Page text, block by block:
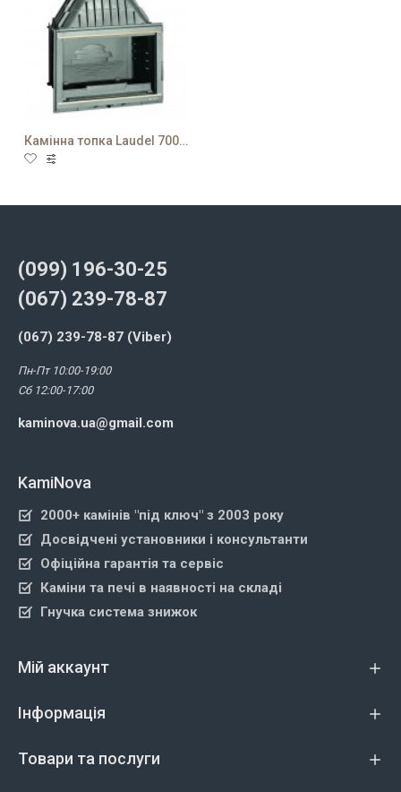
Камінна топка Laudel 700 Grande Vision
(099) 196-30-25
(067) 239-78-87
(067) 239-78-87 (Viber)
Пн-Пт 10:00-19:00
Сб 12:00-17:00
kaminova.ua@gmail.com
KamiNova
2000+ камінів "під ключ" з 2003 року
Досвідчені установники і консультанти
Офіційна гарантія та сервіс
Каміни та печі в наявності на складі
Гнучка система знижок
Мій аккаунт
Інформація
Товари та послуги